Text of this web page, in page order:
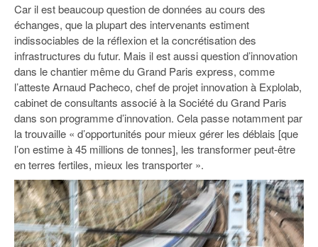
Car il est beaucoup question de données au cours des
échanges, que la plupart des intervenants estiment
indissociables de la réflexion et la concrétisation des
infrastructures du futur. Mais il est aussi question d’innovation
dans le chantier même du Grand Paris express, comme
l’atteste Arnaud Pacheco, chef de projet innovation à Explolab,
cabinet de consultants associé à la Société du Grand Paris
dans son programme d’innovation. Cela passe notamment par
la trouvaille « d’opportunités pour mieux gérer les déblais [que
l’on estime à 45 millions de tonnes], les transformer peut-être
en terres fertiles, mieux les transporter ».